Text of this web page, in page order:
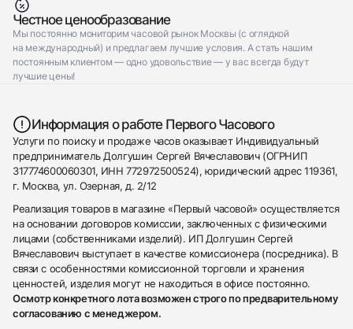
Честное ценообразование
Мы постоянно мониторим часовой рынок Москвы (с оглядкой
на международный) и предлагаем лучшие условия. А стать нашим
постоянным клиентом — одно удовольствие — у вас всегда будут
лучшие цены!
Информация о работе Первого Часового
Услуги по поиску и продаже часов оказывает Индивидуальный
предприниматель Долгушин Сергей Вячеславович (ОГРНИП
317774600060301, ИНН 772972500524), юридический адрес 119361,
г. Москва, ул. Озерная, д. 2/12
Реализация товаров в магазине «Первый часовой» осуществляется
на основании договоров комиссии, заключенных с физическими
лицами (собственниками изделий). ИП Долгушин Сергей
Вячеславович выступает в качестве комиссионера (посредника). В
связи с особенностями комиссионной торговли и хранения
ценностей, изделия могут не находиться в офисе постоянно.
Осмотр конкретного лота возможен строго по предварительному
согласованию с менеджером.